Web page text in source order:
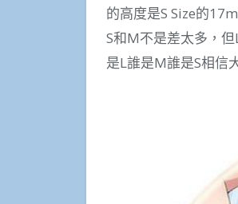
的高度是S Size的
S和M不是差太多，
是L誰是M誰是S相信